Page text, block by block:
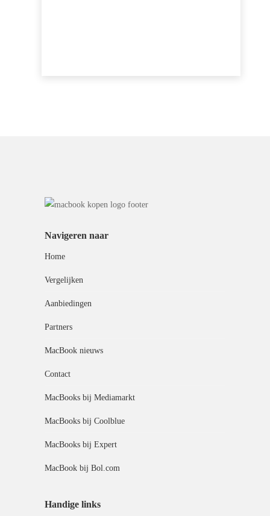
Navigeren naar
Home
Vergelijken
Aanbiedingen
Partners
MacBook nieuws
Contact
MacBooks bij Mediamarkt
MacBooks bij Coolblue
MacBooks bij Expert
MacBook bij Bol.com
Handige links